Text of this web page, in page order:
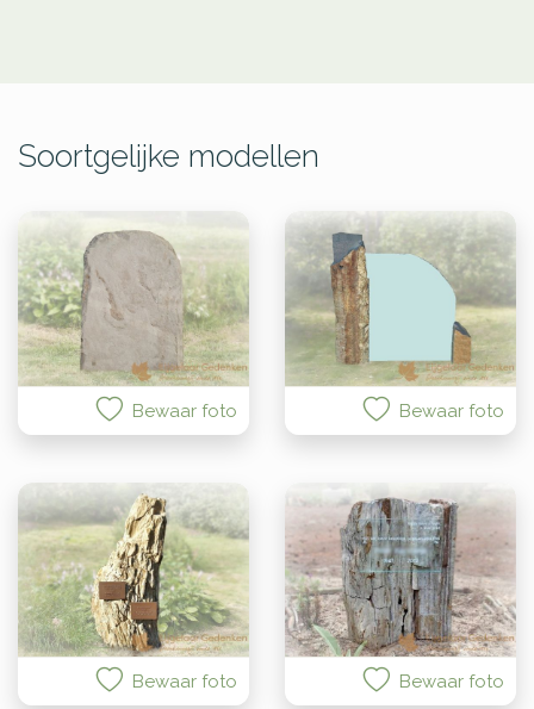
Soortgelijke modellen
Bewaar foto Bewaar foto
Bewaar foto Bewaar foto